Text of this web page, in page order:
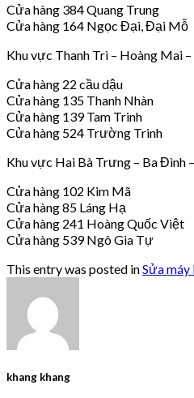
Cửa hàng 384 Quang Trung
Cửa hàng 164 Ngọc Đại, Đại Mỗ
Khu vực Thanh Trì – Hoàng Mai
Cửa hàng 22 cầu dậu
Cửa hàng 135 Thanh Nhàn
Cửa hàng 139 Tam Trinh
Cửa hàng 524 Trường Trinh
Khu vực Hai Bà Trưng – Ba Đình
Cửa hàng 102 Kim Mã
Cửa hàng 85 Láng Hạ
Cửa hàng 241 Hoàng Quốc Việt
Cửa hàng 539 Ngô Gia Tự
This entry was posted inSửa
khang khang